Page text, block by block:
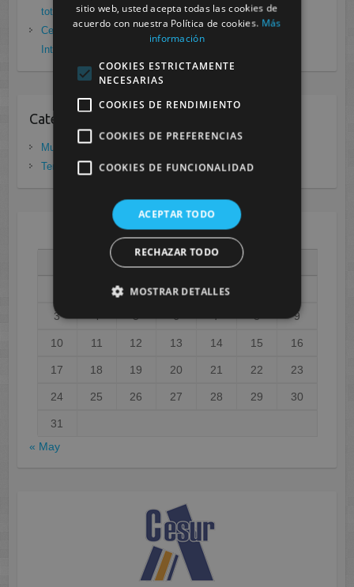
total frente a Covid19 enero 26, 2021
Cesur Murcia: Premio Especial FP, XIII Congreso
Internacional Enfermedades raras
Categorias
Murcia
(281)
Tenerife
(20)
AGOSTO 2026
3 4 5 6 7 8 9
10 11 12 13 14 15 16
17 18 19 20 21 22 23
24 25 26 27 28 29 30
31
« May
sitio web, usted acepta todas las cookies de
acuerdo con nuestra Política de cookies. Más
información
COOKIES ESTRICTAMENTE
NECESARIAS
COOKIES DE RENDIMIENTO
COOKIES DE PREFERENCIAS
COOKIES DE FUNCIONALIDAD
ACEPTAR TODO
RECHAZAR TODO
MOSTRAR DETALLES